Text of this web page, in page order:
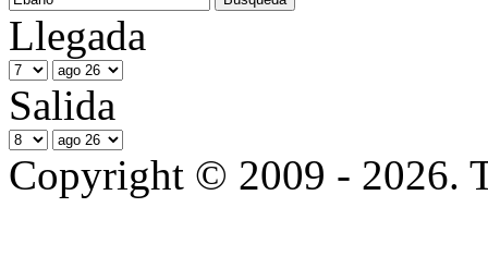
Llegada
Salida
Copyright © 2009 - 2026.